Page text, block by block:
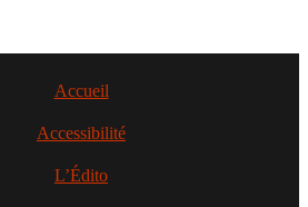
Accueil
Accessibilité
L’Édito